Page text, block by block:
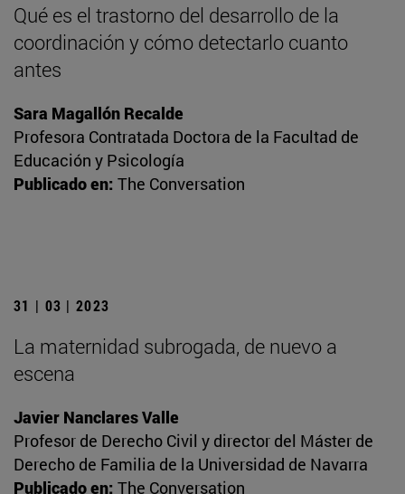
Qué es el trastorno del desarrollo de la
coordinación y cómo detectarlo cuanto
antes
Sara Magallón Recalde
Profesora Contratada Doctora de la Facultad de
Educación y Psicología
Publicado en: The Conversation
31 | 03 | 2023
La maternidad subrogada, de nuevo a
escena
Javier Nanclares Valle
Profesor de Derecho Civil y director del Máster de
Derecho de Familia de la Universidad de Navarra
Publicado en: The Conversation